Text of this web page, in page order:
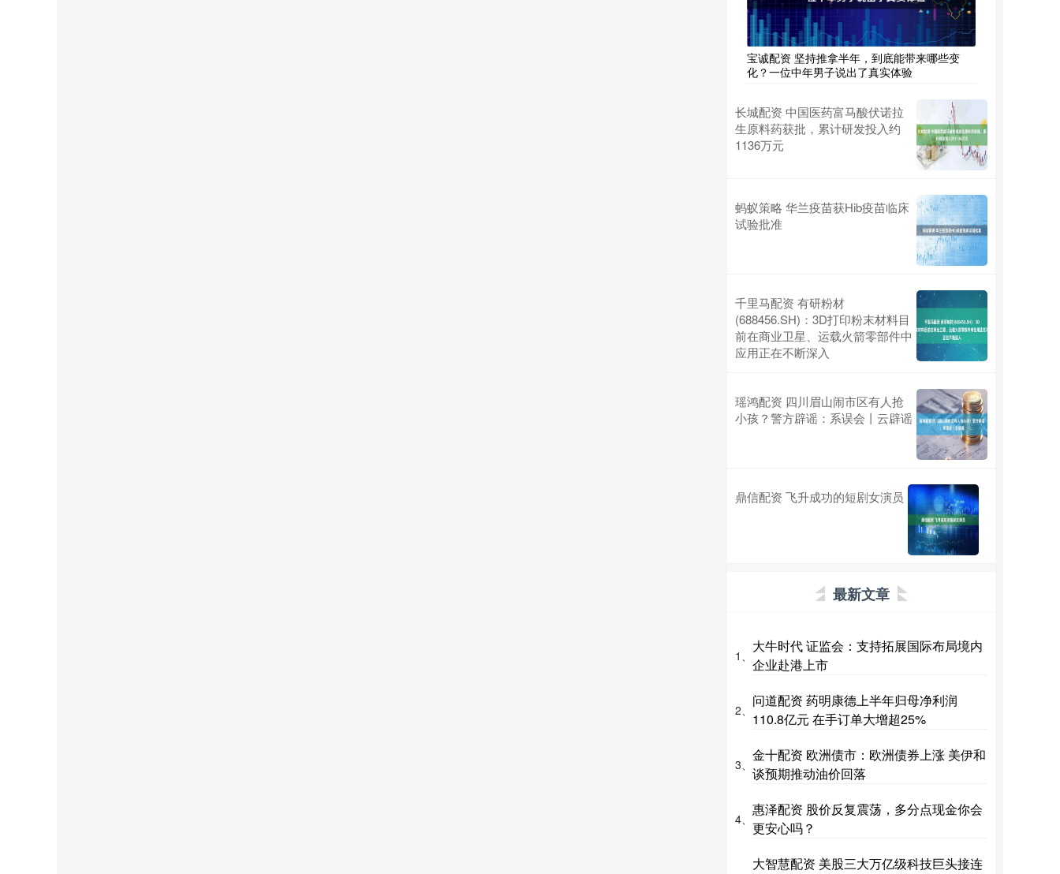
宝诚配资 坚持推拿半年，到底能带来哪些变
化？一位中年男子说出了真实体验
长城配资 中国医药富马酸伏诺拉
生原料药获批，累计研发投入约
1136万元
蚂蚁策略 华兰疫苗获Hib疫苗临床
试验批准
千里马配资 有研粉材
(688456.SH)：3D打印粉末材料目
前在商业卫星、运载火箭零部件中
应用正在不断深入
瑶鸿配资 四川眉山闹市区有人抢
小孩？警方辟谣：系误会丨云辟谣
鼎信配资 飞升成功的短剧女演员
最新文章
1、
大牛时代 证监会：支持拓展国际布局境内
企业赴港上市
2、
问道配资 药明康德上半年归母净利润
110.8亿元 在手订单大增超25%
3、
金十配资 欧洲债市：欧洲债券上涨 美伊和
谈预期推动油价回落
4、
惠泽配资 股价反复震荡，多分点现金你会
更安心吗？
大智慧配资 美股三大万亿级科技巨头接连